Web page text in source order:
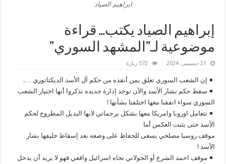
ابراهيم الصياد
إبراهيم الصياد يكتب… قراءة
موضوعية لـ”المشهد السوري”
21 ديسمبر، 2024 572 زيارة
إن الشعب السوري تعلق بمن أنقذه من حكم آل الأسد الديكتاتوري ….
سقط حكم بشار الأسد والآن توجد إدارة جديدة تذكروا أنها اختيار الشعب
السوري سواء اتفقنا معها اختلفنا بشأنها !
تتعامل اوروبا وامريكا معها بشكل برجماتي لانها البديل المطروح لحكم
الأسد حتى يثبت العكس أما
موقف روسيا مصلحي يسعى للحفاظ على وضعه بعد إسقاط حليفها بشار
الأسد !
موقف احمد الشرع أو الجولاني تجاه اسرائيل واقعي فهو لا يريد أن يدخل